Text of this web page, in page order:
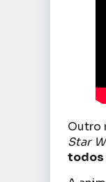
Outro
Star
todos